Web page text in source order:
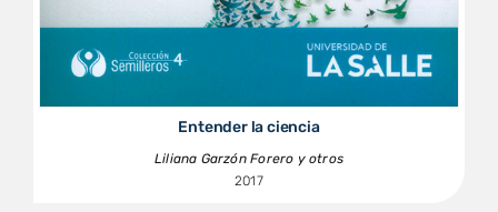
Entender la ciencia
Liliana Garzón Forero y otros
2017